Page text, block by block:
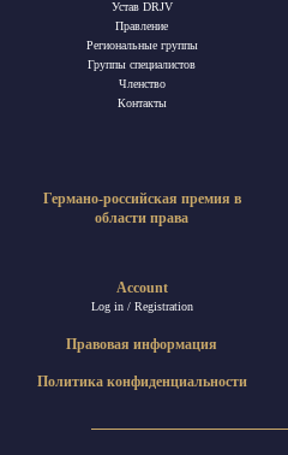
Устав DRJV
Правление
Региональные группы
Группы специалистов
Членство
Контакты
Германо-российская премия в
области права
Account
Log in / Registration
Правовая информация
Политика конфиденциальности